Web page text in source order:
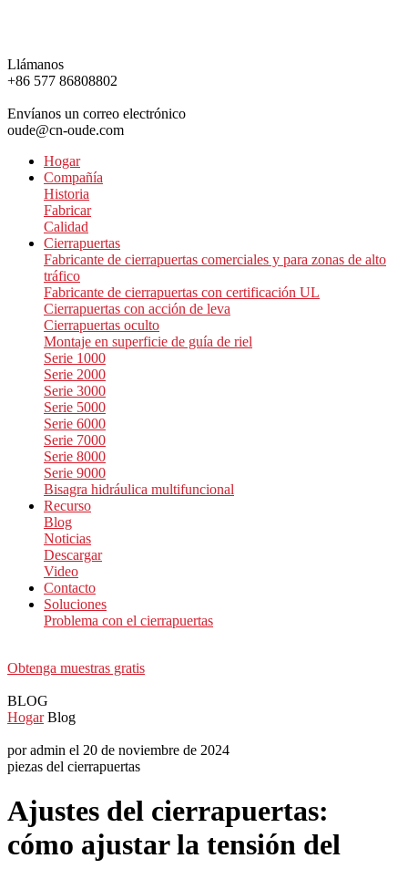
Llámanos
+86 577 86808802
Envíanos un correo electrónico
oude@cn-oude.com
Hogar
Compañía
Historia
Fabricar
Calidad
Cierrapuertas
Fabricante de cierrapuertas comerciales y para zonas de alto
tráfico
Fabricante de cierrapuertas con certificación UL
Cierrapuertas con acción de leva
Cierrapuertas oculto
Montaje en superficie de guía de riel
Serie 1000
Serie 2000
Serie 3000
Serie 5000
Serie 6000
Serie 7000
Serie 8000
Serie 9000
Bisagra hidráulica multifuncional
Recurso
Blog
Noticias
Descargar
Video
Contacto
Soluciones
Problema con el cierrapuertas
Obtenga muestras gratis
BLOG
Hogar Blog
por admin el 20 de noviembre de 2024
piezas del cierrapuertas
Ajustes del cierrapuertas:
cómo ajustar la tensión del